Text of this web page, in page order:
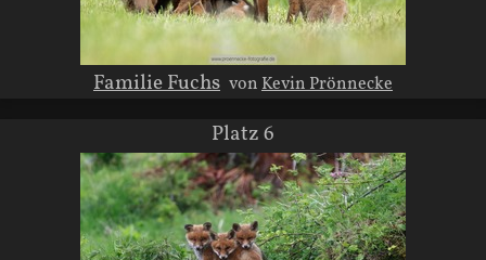
Familie Fuchs vonKevin Prönnecke
Platz 6